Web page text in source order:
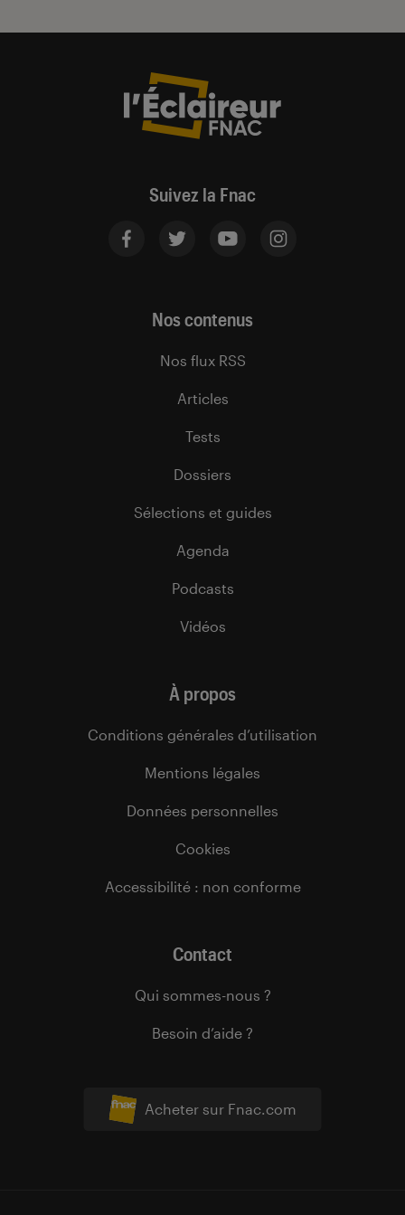
Suivez la Fnac
Acheter sur Fnac.com
Nos contenus
Nos flux RSS
Articles
Tests
Dossiers
Sélections et guides
Agenda
Podcasts
Vidéos
À propos
Conditions générales d’utilisation
Mentions légales
Données personnelles
Cookies
Accessibilité : non conforme
Contact
Qui sommes-nous ?
Besoin d’aide ?